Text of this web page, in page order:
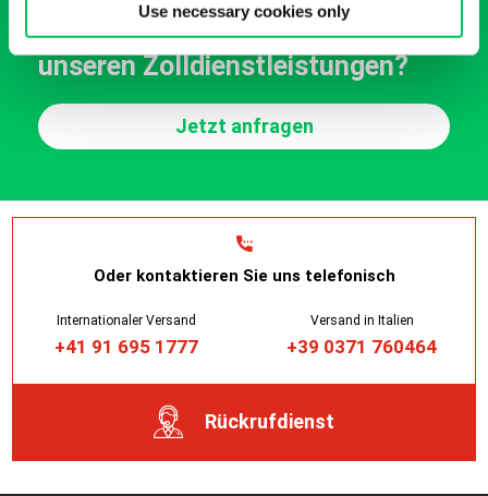
Use necessary cookies only
Wünschen Sie ein Angebot zu
unseren Zolldienstleistungen?
Jetzt anfragen
Oder kontaktieren Sie uns telefonisch
Internationaler Versand
+41 91 695 1777
Versand in Italien
+39 0371 760464
Rückrufdienst